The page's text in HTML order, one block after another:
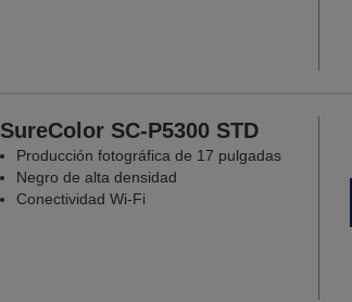
SureColor SC-P5300 STD
Producción fotográfica de 17 pulgadas
Negro de alta densidad
Conectividad Wi-Fi